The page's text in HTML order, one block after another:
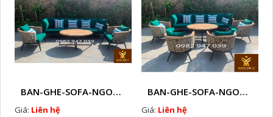
BAN-GHE-SOFA-NGOAI-TROI-GIA-MAY-KN11
Giá: Liên hệ
BAN-GHE-SOFA-NGOAI-TROI-GIA-MAY-KN10
Giá: Liên hệ